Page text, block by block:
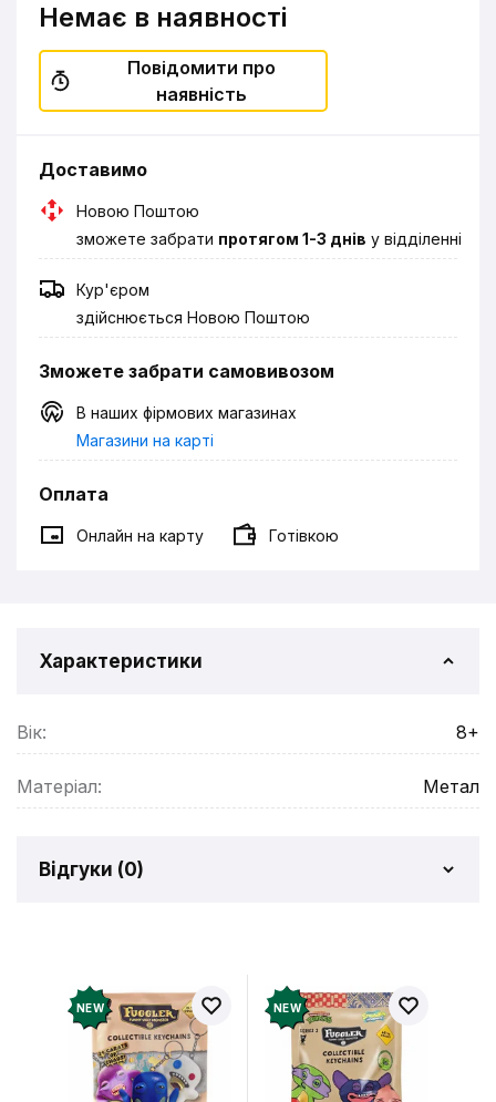
Немає в наявності
Повідомити про
наявність
Доставимо
Новою Поштою
зможете забрати протягом 1-3 днів у відділенні
Кур'єром
здійснюється Новою Поштою
Зможете забрати самовивозом
В наших фірмових магазинах
Магазини на карті
Оплата
Онлайн на карту Готівкою
Характеристики
Вік: 8+
Матеріал: Метал
Відгуки (0)
Додайте відгук і отримайте 50 грн на свій
рахунок
Залишити відгук
NEW NEW